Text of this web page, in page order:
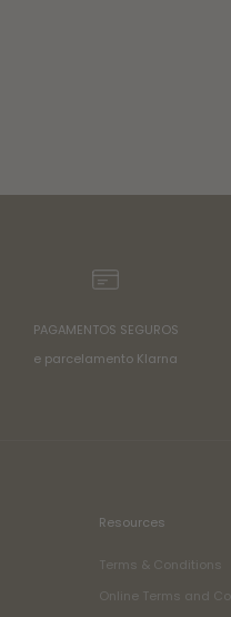
PAGAMENTOS SEGUROS
e parcelamento Klarna
Resources
Terms & Conditions
Online Terms and